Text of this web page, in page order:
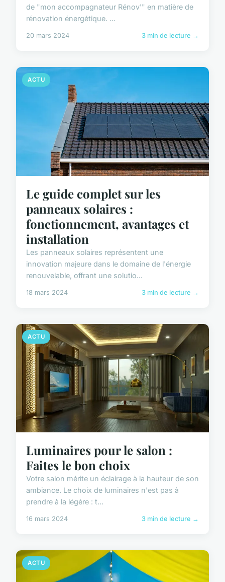
de "mon accompagnateur Rénov'" en matière de
rénovation énergétique. ...
20 mars 2024 3 min de lecture →
ACTU
Le guide complet sur les
panneaux solaires :
fonctionnement, avantages et
installation
Les panneaux solaires représentent une
innovation majeure dans le domaine de l'énergie
renouvelable, offrant une solutio...
18 mars 2024 3 min de lecture →
ACTU
Luminaires pour le salon :
Faites le bon choix
Votre salon mérite un éclairage à la hauteur de son
ambiance. Le choix de luminaires n'est pas à
prendre à la légère : t...
16 mars 2024 3 min de lecture →
ACTU